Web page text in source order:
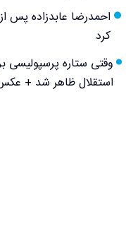
احمدرضا عابدزاده پس
کرد
وقتی ستاره پرسپولیسی
استقلال ظاهر شد +